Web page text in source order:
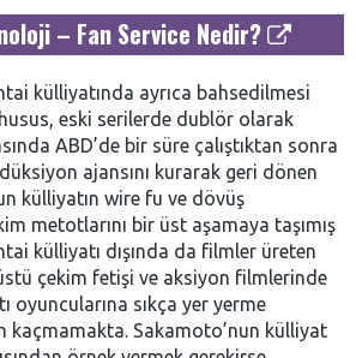
– Fan Service Nedir?
külliyatında ayrıca bahsedilmesi
eski serilerde dublör olarak
ABD’de bir süre çalıştıktan sonra
ajansını kurarak geri dönen
külliyatın wire fu ve dövüş
metotlarını bir üst aşamaya taşımış
külliyatı dışında da filmler üreten
çekim fetişi ve aksiyon filmlerinde
oyuncularına sıkça yer yerme
kaçmamakta. Sakamoto’nun külliyat